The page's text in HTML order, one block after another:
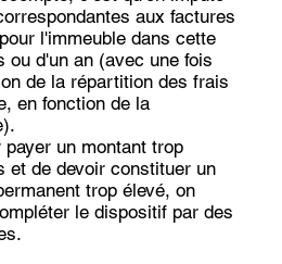
aux factures
l'immeuble dans cette
ou d'un an (avec une fois
de la répartition des frais
en fonction de la
un montant trop
et de devoir constituer un
trop élevé, on
le dispositif par des